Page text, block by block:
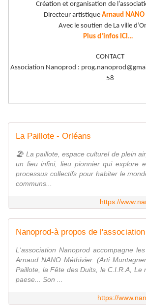
Création et organisation de
Directeur artistique Arnaud
Avec le soutien de La ville
Plus d’infos ICI…
CONTACT
Association Nanoprod :
58
La Paillote - Orléans
🏖 La paillote, espace culturel de plein
un lieu infini, lieu pionnier qui explore
processus collectifs pour habiter le
communs...
https://
Nanoprod-à propos de l'association
L'association Nanoprod accompagne
Arnaud NANO Méthivier. (Arti
Paillote, la Fête des Duits, le C.I.R.A, Le
paese... Son ...
https://